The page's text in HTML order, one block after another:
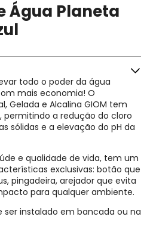
Água Planeta
todo o poder da água
mais economia! O
Gelada e Alcalina GIOM tem
a redução do cloro
sólidas e a elevação do pH da
e qualidade de vida, tem um
exclusivas: botão que
pingadeira, arejador que evita
para qualquer ambiente.
ser instalado em bancada ou na